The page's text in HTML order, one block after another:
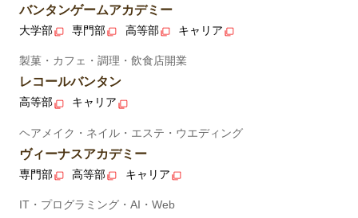
バンタンゲームアカデミー
大学部 専門部 高等部 キャリア
製菓・カフェ・調理・飲食店開業
レコールバンタン
高等部 キャリア
ヘアメイク・ネイル・エステ・ウエディング
ヴィーナスアカデミー
専門部 高等部 キャリア
IT・プログラミング・AI・Web